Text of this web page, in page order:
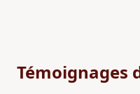
Témoignages